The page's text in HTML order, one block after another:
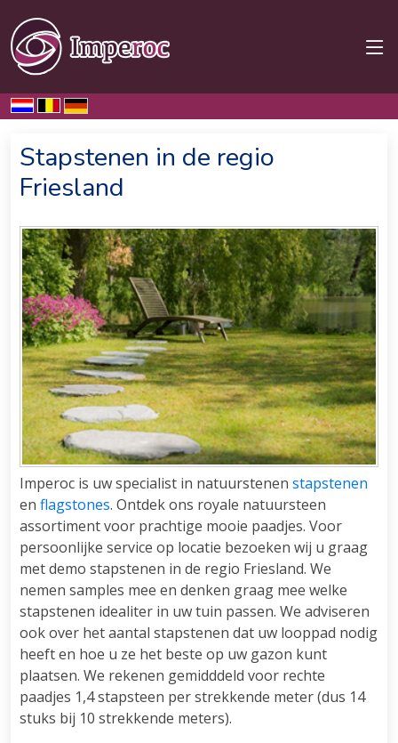
Home
Stapstenen in de regio
Friesland
Imperoc is uw specialist in natuurstenen stapstenen
en flagstones. Ontdek ons royale natuursteen
assortiment voor prachtige mooie paadjes. Voor
persoonlijke service op locatie bezoeken wij u graag
met demo stapstenen in de regio Friesland. We
nemen samples mee en denken graag mee welke
stapstenen idealiter in uw tuin passen. We adviseren
ook over het aantal stapstenen dat uw looppad nodig
heeft en hoe u ze het beste op uw gazon kunt
plaatsen. We rekenen gemidddeld voor rechte
paadjes 1,4 stapsteen per strekkende meter (dus 14
stuks bij 10 strekkende meters).